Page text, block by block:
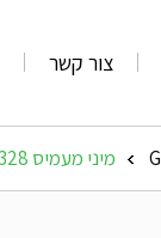
צור קשר
» מיני מעמיס GIANNI FERRARI S328